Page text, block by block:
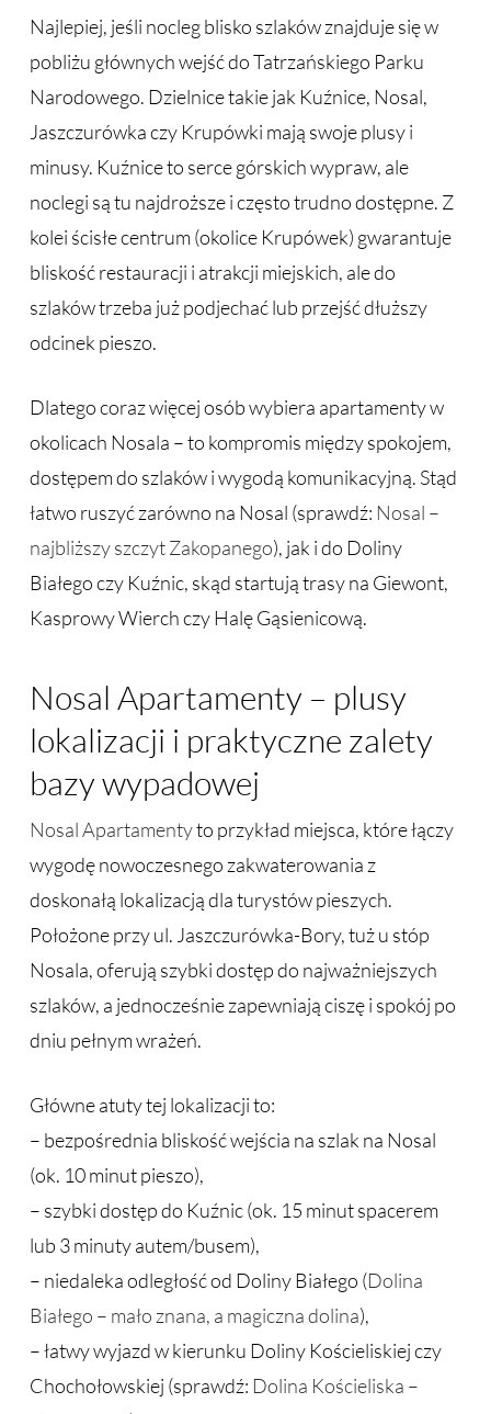
Najlepiej, jeśli nocleg blisko szlaków znajduje się w
pobliżu głównych wejść do Tatrzańskiego Parku
Narodowego. Dzielnice takie jak Kuźnice, Nosal,
Jaszczurówka czy Krupówki mają swoje plusy i
minusy. Kuźnice to serce górskich wypraw, ale
noclegi są tu najdroższe i często trudno dostępne. Z
kolei ścisłe centrum (okolice Krupówek) gwarantuje
bliskość restauracji i atrakcji miejskich, ale do
szlaków trzeba już podjechać lub przejść dłuższy
odcinek pieszo.
Dlatego coraz więcej osób wybiera apartamenty w
okolicach Nosala – to kompromis między spokojem,
dostępem do szlaków i wygodą komunikacyjną. Stąd
łatwo ruszyć zarówno na Nosal (sprawdź: Nosal –
najbliższy szczyt Zakopanego), jak i do Doliny
Białego czy Kuźnic, skąd startują trasy na Giewont,
Kasprowy Wierch czy Halę Gąsienicową.
Nosal Apartamenty – plusy
lokalizacji i praktyczne zalety
bazy wypadowej
Nosal Apartamentyto przykład miejsca, które łączy
wygodę nowoczesnego zakwaterowania z
doskonałą lokalizacją dla turystów pieszych.
Położone przy ul. Jaszczurówka-Bory, tuż u stóp
Nosala, oferują szybki dostęp do najważniejszych
szlaków, a jednocześnie zapewniają ciszę i spokój po
dniu pełnym wrażeń.
Główne atuty tej lokalizacji to:
– bezpośrednia bliskość wejścia na szlak na Nosal
(ok. 10 minut pieszo),
– szybki dostęp do Kuźnic (ok. 15 minut spacerem
lub 3 minuty autem/busem),
– niedaleka odległość od Doliny Białego (Dolina
Białego – mało znana, a magiczna dolina),
– łatwy wyjazd w kierunku Doliny Kościeliskiej czy
Chochołowskiej (sprawdź: Dolina Kościeliska –